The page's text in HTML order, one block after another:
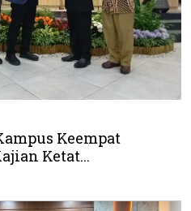
Keempat
Ketat...